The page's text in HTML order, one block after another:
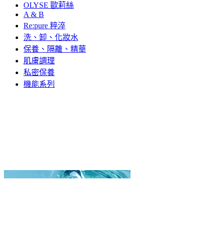
OLYSE 歐莉絲
A & B
Re:pure 粹淬
洗、卸、化妝水
保養、隔離、精華
肌膚調理
私密保養
機能系列